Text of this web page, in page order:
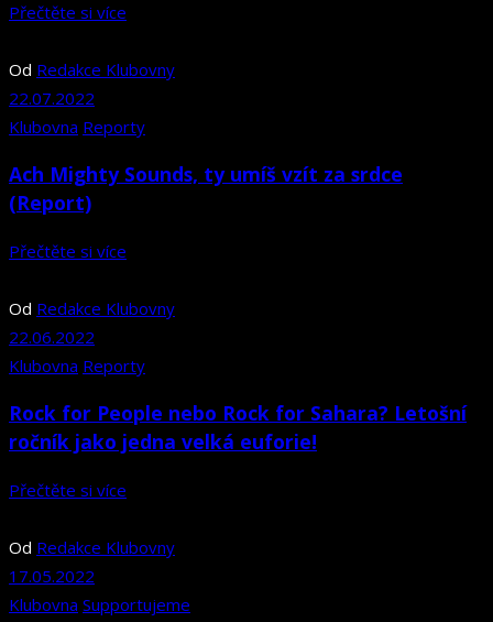
Přečtěte si více
Od Redakce Klubovny
22.07.2022
Klubovna Reporty
Ach Mighty Sounds, ty umíš vzít za srdce
(Report)
Přečtěte si více
Od Redakce Klubovny
22.06.2022
Klubovna Reporty
Rock for People nebo Rock for Sahara? Letošní
ročník jako jedna velká euforie!
Přečtěte si více
Od Redakce Klubovny
17.05.2022
Klubovna Supportujeme